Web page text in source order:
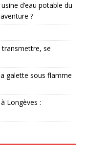
d’eau potable du
?
se
galette sous flamme
Longèves :